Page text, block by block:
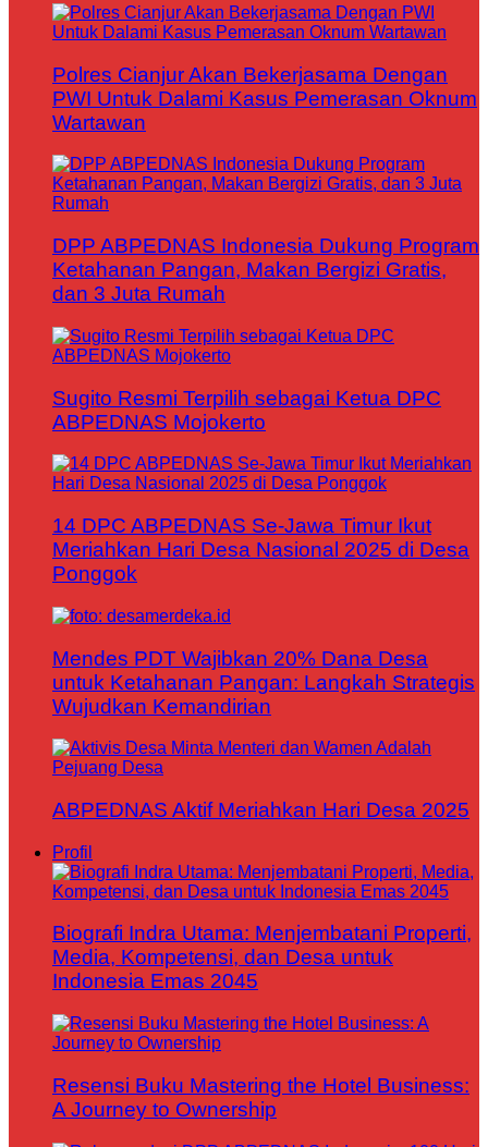
Polres Cianjur Akan Bekerjasama Dengan
PWI Untuk Dalami Kasus Pemerasan Oknum
Wartawan
DPP ABPEDNAS Indonesia Dukung Program
Ketahanan Pangan, Makan Bergizi Gratis,
dan 3 Juta Rumah
Sugito Resmi Terpilih sebagai Ketua DPC
ABPEDNAS Mojokerto
14 DPC ABPEDNAS Se-Jawa Timur Ikut
Meriahkan Hari Desa Nasional 2025 di Desa
Ponggok
Mendes PDT Wajibkan 20% Dana Desa
untuk Ketahanan Pangan: Langkah Strategis
Wujudkan Kemandirian
ABPEDNAS Aktif Meriahkan Hari Desa 2025
Profil
Biografi Indra Utama: Menjembatani Properti,
Media, Kompetensi, dan Desa untuk
Indonesia Emas 2045
Resensi Buku Mastering the Hotel Business:
A Journey to Ownership